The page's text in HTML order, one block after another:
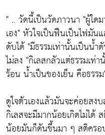
" .. วัดนี้เป็นวัดภาวนา "ผู้ใด
เอง"หัวใจเป็นฟืนเป็นไฟมัน
ดับได้"มีธรรมเท่านั้นเป็นน้ำ
ไม่ลง "กิเลสกลัวแต่ธรรมเท่
ร้อน น้ำเป็นของเย็น คือธรร
ดูใจตัวเองแล้วมันจะค่อยสง
กิเลสจะมีมากน้อยเกิดไม่ได้
น้อยมันก็ดันขึ้นมา ๆ สติครอ